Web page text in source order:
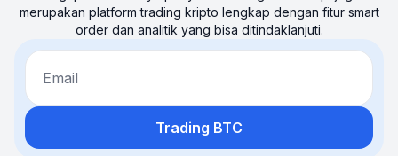
merupakan platform trading kripto lengkap dengan fitur smart
order dan analitik yang bisa ditindaklanjuti.
Email
Trading BTC